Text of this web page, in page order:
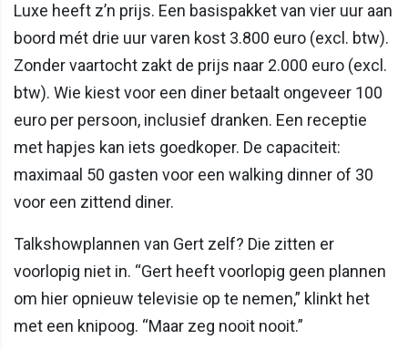
Luxe heeft z’n prijs. Een basispakket van vier uur aan
boord mét drie uur varen kost 3.800 euro (excl. btw).
Zonder vaartocht zakt de prijs naar 2.000 euro (excl.
btw). Wie kiest voor een diner betaalt ongeveer 100
euro per persoon, inclusief dranken. Een receptie
met hapjes kan iets goedkoper. De capaciteit:
maximaal 50 gasten voor een walking dinner of 30
voor een zittend diner.
Talkshowplannen van Gert zelf? Die zitten er
voorlopig niet in. “Gert heeft voorlopig geen plannen
om hier opnieuw televisie op te nemen,” klinkt het
met een knipoog. “Maar zeg nooit nooit.”